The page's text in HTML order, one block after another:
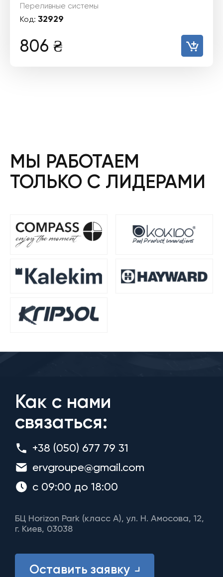
Переливные системы
Код: 32929
806 ₴
МЫ РАБОТАЕМ
ТОЛЬКО С ЛИДЕРАМИ
Как с нами
связаться:
+38 (050) 677 79 31
ervgroupe@gmail.com
с 09:00 до 18:00
БЦ Horizon Park (класс A), ул. Н. Амосова, 12,
г. Киев, 03038
Оставить заявку